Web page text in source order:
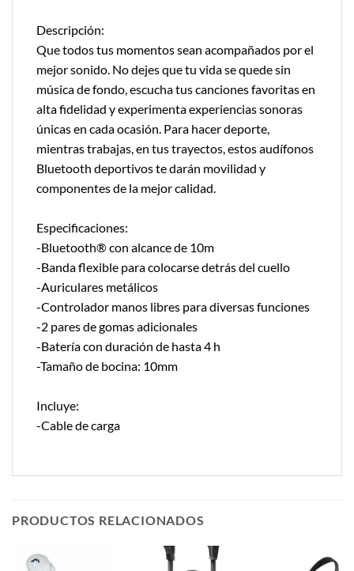
Descripción:
Que todos tus momentos sean acompañados por el
mejor sonido. No dejes que tu vida se quede sin
música de fondo, escucha tus canciones favoritas en
alta fidelidad y experimenta experiencias sonoras
únicas en cada ocasión. Para hacer deporte,
mientras trabajas, en tus trayectos, estos audífonos
Bluetooth deportivos te darán movilidad y
componentes de la mejor calidad.
Especificaciones:
-Bluetooth® con alcance de 10m
-Banda flexible para colocarse detrás del cuello
-Auriculares metálicos
-Controlador manos libres para diversas funciones
-2 pares de gomas adicionales
-Batería con duración de hasta 4 h
-Tamaño de bocina: 10mm
Incluye:
-Cable de carga
PRODUCTOS RELACIONADOS